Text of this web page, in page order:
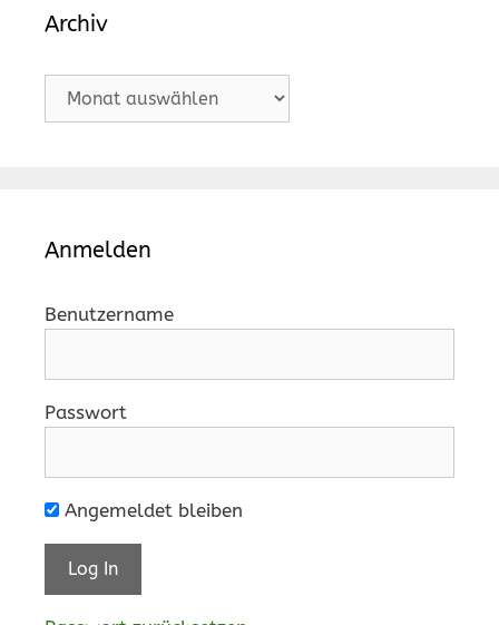
Archiv
Archiv
Anmelden
Benutzername
Passwort
Angemeldet bleiben